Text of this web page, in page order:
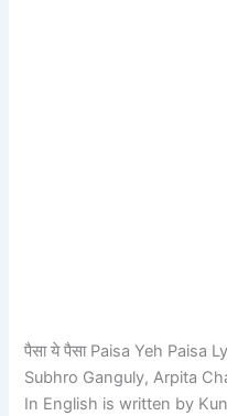
पैसा ये पैसा Paisa Yeh Paisa
Subhro Ganguly, Arpita
In English is written by